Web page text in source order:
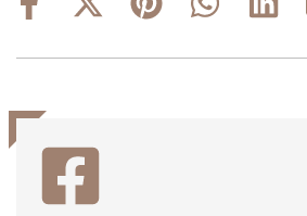
Share
Share
(Twitter)
Share
Share
Share